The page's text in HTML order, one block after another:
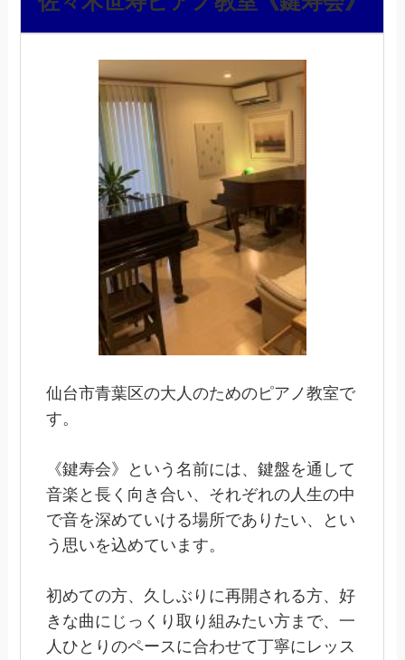
仙台市青葉区の大人のためのピアノ教室で
す。
《鍵寿会》という名前には、鍵盤を通して
音楽と長く向き合い、それぞれの人生の中
で音を深めていける場所でありたい、とい
う思いを込めています。
初めての方、久しぶりに再開される方、好
きな曲にじっくり取り組みたい方まで、一
人ひとりのペースに合わせて丁寧にレッス